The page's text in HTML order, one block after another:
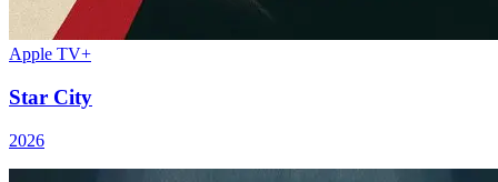
Apple TV+
Star City
2026